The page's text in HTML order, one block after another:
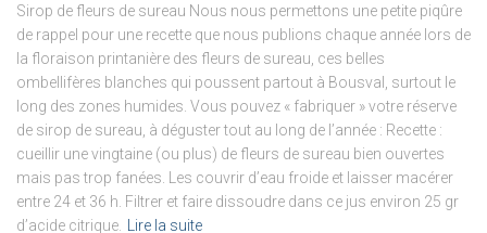
Sirop de fleurs de sureau Nous nous permettons une petite piqûre
de rappel pour une recette que nous publions chaque année lors de
la floraison printanière des fleurs de sureau, ces belles
ombellifères blanches qui poussent partout à Bousval, surtout le
long des zones humides. Vous pouvez « fabriquer » votre réserve
de sirop de sureau, à déguster tout au long de l’année : Recette :
cueillir une vingtaine (ou plus) de fleurs de sureau bien ouvertes
mais pas trop fanées. Les couvrir d’eau froide et laisser macérer
entre 24 et 36 h. Filtrer et faire dissoudre dans ce jus environ 25 gr
d’acide citrique.
Lire la suite